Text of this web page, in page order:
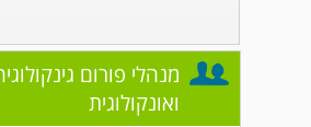
מנהלי פורום
ואונקולוגית